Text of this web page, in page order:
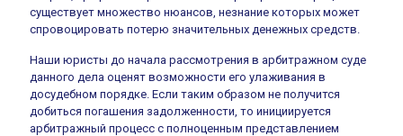
существует множество нюансов, незнание которых может
спровоцировать потерю значительных денежных средств.
Наши юристы до начала рассмотрения в арбитражном суде
данного дела оценят возможности его улаживания в
досудебном порядке. Если таким образом не получится
добиться погашения задолженности, то инициируется
арбитражный процесс с полноценным представлением